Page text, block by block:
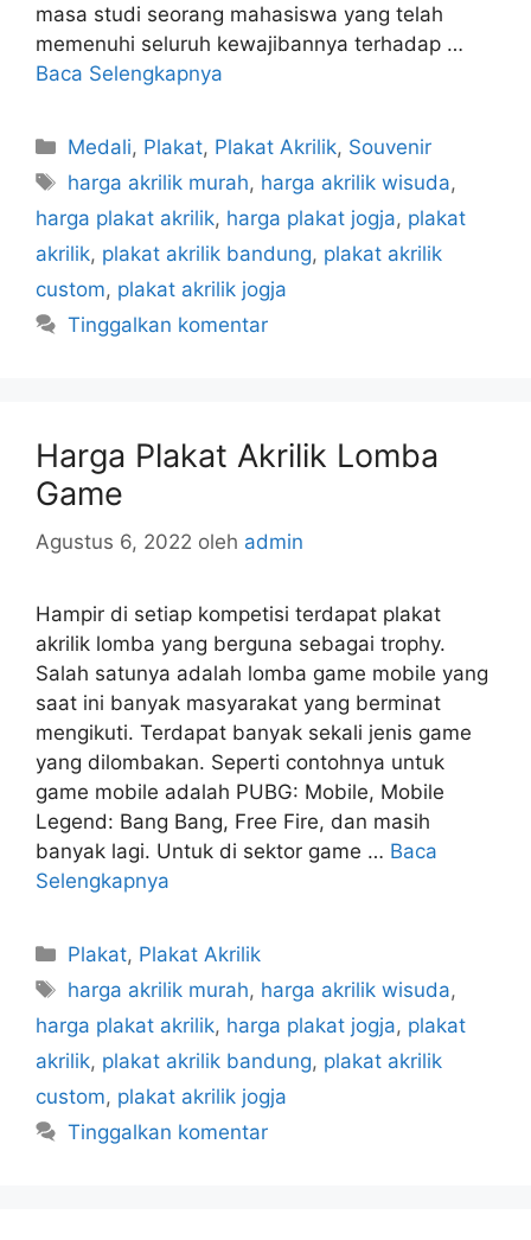
masa studi seorang mahasiswa yang telah
memenuhi seluruh kewajibannya terhadap …
Baca Selengkapnya
Kategori
Medali, Plakat, Plakat Akrilik, Souvenir
Tag
harga akrilik murah, harga akrilik wisuda,
harga plakat akrilik, harga plakat jogja, plakat
akrilik, plakat akrilik bandung, plakat akrilik
custom, plakat akrilik jogja
Tinggalkan komentar
Harga Plakat Akrilik Lomba
Game
Agustus 6, 2022 oleh admin
Hampir di setiap kompetisi terdapat plakat
akrilik lomba yang berguna sebagai trophy.
Salah satunya adalah lomba game mobile yang
saat ini banyak masyarakat yang berminat
mengikuti. Terdapat banyak sekali jenis game
yang dilombakan. Seperti contohnya untuk
game mobile adalah PUBG: Mobile, Mobile
Legend: Bang Bang, Free Fire, dan masih
banyak lagi. Untuk di sektor game … Baca
Selengkapnya
Kategori
Plakat, Plakat Akrilik
Tag
harga akrilik murah, harga akrilik wisuda,
harga plakat akrilik, harga plakat jogja, plakat
akrilik, plakat akrilik bandung, plakat akrilik
custom, plakat akrilik jogja
Tinggalkan komentar